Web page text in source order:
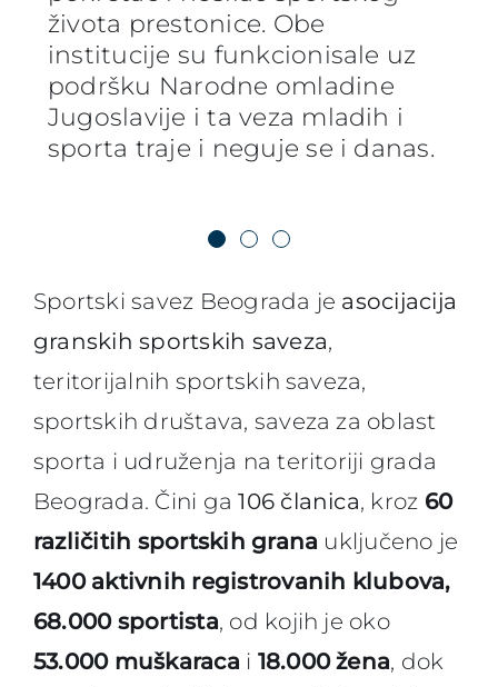
života prestonice. Obe
institucije su funkcionisale uz
podršku Narodne omladine
Jugoslavije i ta veza mladih i
sporta traje i neguje se i danas.
objekata a SOFK-a je
učestvovala u organizaciji
takmičenja u mnogim
sportovima: u košarci, odbojci,
streličarstvu, džudou, rvanju,
fudbalu, ragbiju, boćanju, moto
Sportski savez Beograda je asocijacija
granskih sportskih saveza,
teritorijalnih sportskih saveza,
sportskih društava, saveza za oblast
sporta i udruženja na teritoriji grada
Beograda. Čini ga106 članica, kroz 60
različitih sportskih grana uključeno je
1400 aktivnih registrovanih klubova,
68.000 sportista, od kojih je oko
53.000 muškaraca i 18.000 žena, dok